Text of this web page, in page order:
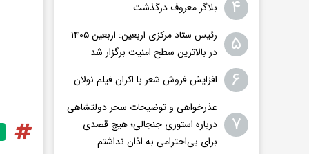
۴ بلاگر معروف درگذشت
۵
رئیس ستاد مرکزی اربعین: اربعین ۱۴۰۵
در بالاترین سطح امنیت برگزار شد
۶ افزایش فروش شعر با اکران فیلم نولان
۷
عذرخواهی و توضیحات سحر دولتشاهی
درباره استوری جنجالی؛ هیچ قصدی
برای بی‌احترامی به اذان نداشتم